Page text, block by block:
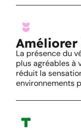
La présence du
plus agréables à
réduit la
environnements